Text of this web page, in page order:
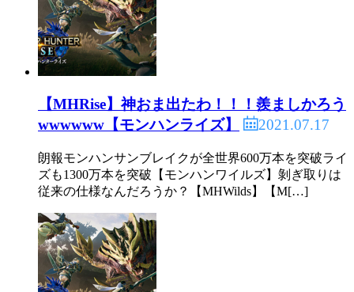
【MHRise】神おま出たわ！！！羨ましかろう
wwwwww【モンハンライズ】
2021.07.17
朗報モンハンサンブレイクが全世界600万本を突破ライ
ズも1300万本を突破【モンハンワイルズ】剝ぎ取りは
従来の仕様なんだろうか？【MHWilds】【M[…]